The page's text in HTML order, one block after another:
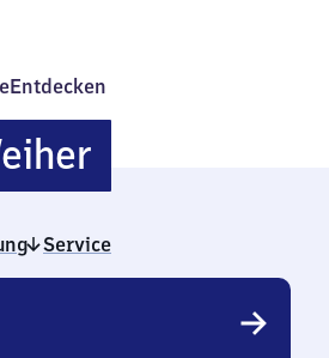
Entdecken
Ubstadt-
Weiher
Service